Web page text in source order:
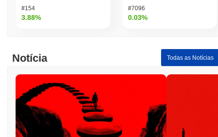
#154
3.88%
#7096
0.03%
Notícia Todas as Notícias